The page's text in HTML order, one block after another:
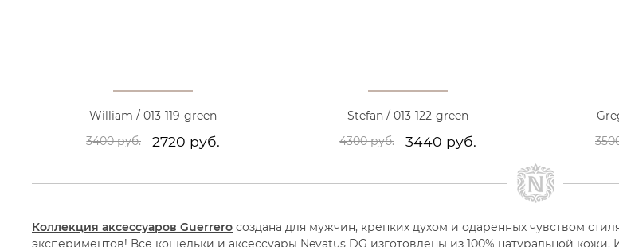
William / 013-119-green
3400 руб.
2720 руб.
Stefan / 013-122-green
4300 руб.
3440 руб.
Коллекция аксессуаров Guerrero создана для мужчин, крепких духом и одаренных чувством
экспериментов! Все кошельки и аксессуары Nevatus DG изготовлены из 100% натуральной